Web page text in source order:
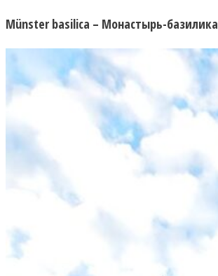
Münster basilica – Монастырь-базилика